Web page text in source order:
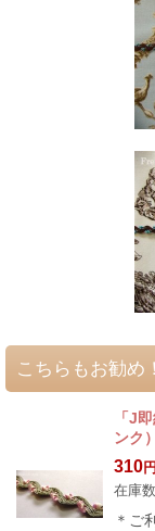
こちらもお勧め！
「J
ンク）
310円
在庫
＊ご